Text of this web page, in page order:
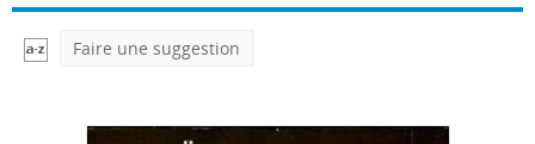
Faire une suggestion